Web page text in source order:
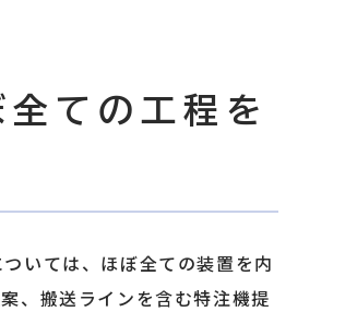
全ての工程を
いては、ほぼ全ての装置を内
、搬送ラインを含む特注機提